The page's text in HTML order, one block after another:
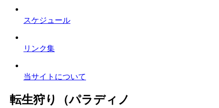
スケジュール
リンク集
当サイトについて
転生狩り（パラディノ